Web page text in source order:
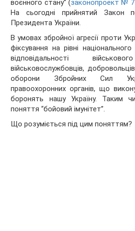
воєнного стану” (законопроект №
На сьогодні прийнятий Закон
Президента України.
В умовах збройної агресії проти
фіксування на рівні
відповідальності
військовослужбовців,
оборони Збройних Сил
правоохоронних органів, що
боронять нашу Україну. Таким
поняття “бойовий імунітет”.
Що розуміється під цим поняттям?